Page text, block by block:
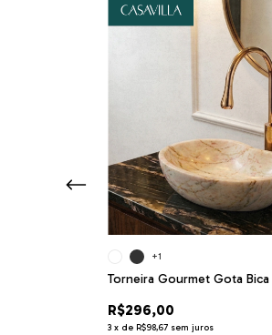
Torneira Gourmet Gota Bica
R$296,00
3 x de R$98,67 sem juros
+1